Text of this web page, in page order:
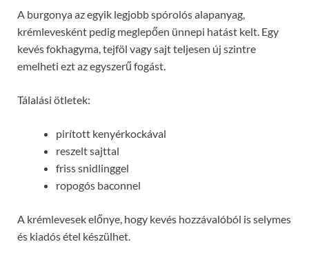
A burgonya az egyik legjobb spórolós alapanyag,
krémlevesként pedig meglepően ünnepi hatást kelt. Egy
kevés fokhagyma, tejföl vagy sajt teljesen új szintre
emelheti ezt az egyszerű fogást.
Tálalási ötletek:
pirított kenyérkockával
reszelt sajttal
friss snidlinggel
ropogós baconnel
A krémlevesek előnye, hogy kevés hozzávalóból is selymes
és kiadós étel készülhet.